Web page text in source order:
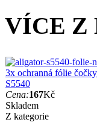
VÍCE Z
3x ochranná fólie
S5540
Cena:167Kč
Skladem
Z kategorie